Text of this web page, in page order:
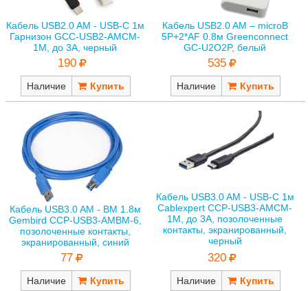
Кабель USB2.0 AM - USB-C 1м
Гарнизон GCC-USB2-AMCM-
1M, до 3А, черный
190
Наличие
Кабель USB2.0 AM – microB
5P+2*AF 0.8м Greenconnect
GC-U2O2P, белый
535
Наличие
Кабель USB3.0 AM - BM 1.8м
Gembird CCP-USB3-AMBM-6,
позолоченные контакты,
экранированный, синий
77
Наличие
Кабель USB3.0 AM - USB-C 1м
Cablexpert CCP-USB3-AMCM-
1M, до 3А, позолоченные
контакты, экранированный,
черный
320
Наличие